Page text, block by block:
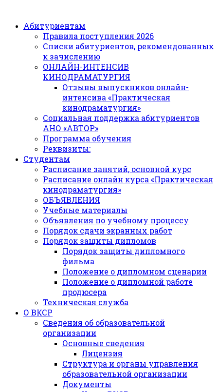
Абитуриентам
Правила поступления 2026
Списки абитуриентов, рекомендованных
к зачислению
ОНЛАЙН-ИНТЕНСИВ
КИНОДРАМАТУРГИЯ
Отзывы выпускников онлайн-
интенсива «Практическая
кинодраматургия»
Социальная поддержка абитуриентов
АНО «АВТОР»
Программа обучения
Реквизиты:
Студентам
Расписание занятий, основной курс
Расписание онлайн курса «Практическая
кинодраматургия»
ОБЪЯВЛЕНИЯ
Учебные материалы
Объявления по учебному процессу
Порядок сдачи экранных работ
Порядок защиты дипломов
Порядок защиты дипломного
фильма
Положение о дипломном сценарии
Положение о дипломной работе
продюсера
Техническая служба
О ВКСР
Сведения об образовательной
организации
Основные сведения
Лицензия
Структура и органы управления
образовательной организации
Документы